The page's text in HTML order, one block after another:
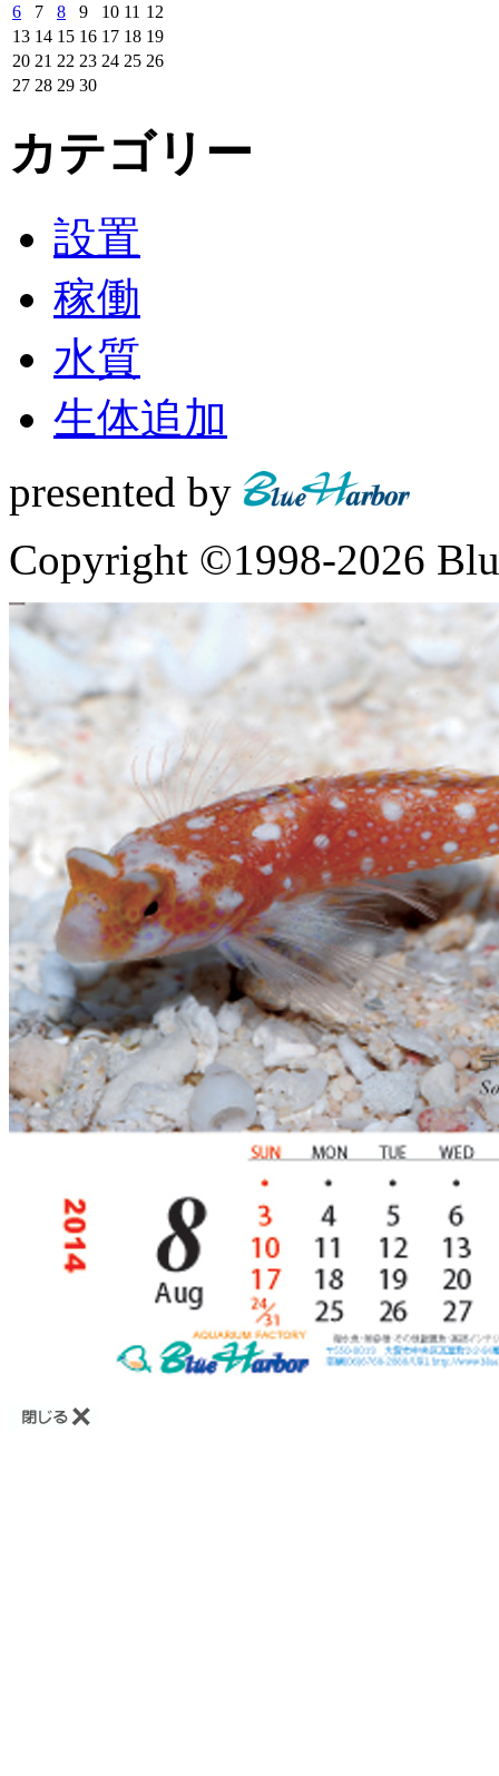
6
7 8 9 10 11 12
13 14 15 16 17 18 19
20 21 22 23 24 25 26
27 28 29 30
カテゴリー
設置
稼働
水質
生体追加
presented by
Copyright ©1998-2026